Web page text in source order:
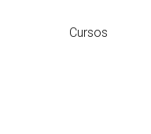
Cursos